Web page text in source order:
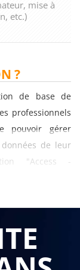
mise à
etc.)
?
de base de
professionnels
pouvoir gérer
de leur
"Access -
pour les
utilisation du
avancées
de données